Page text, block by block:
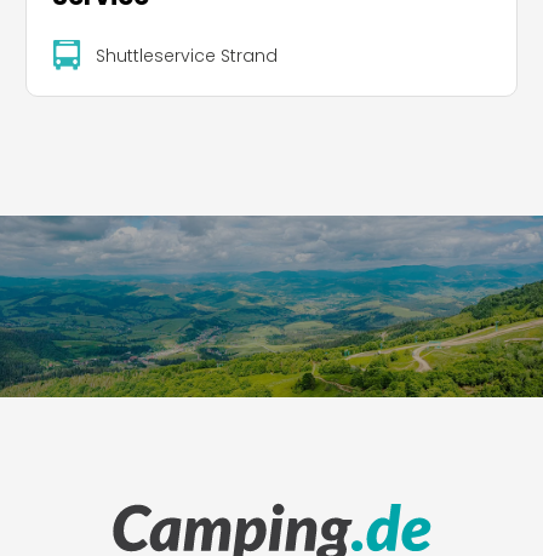
Leaflet ©Koobcamp S.r.l.
Shuttleservice Strand